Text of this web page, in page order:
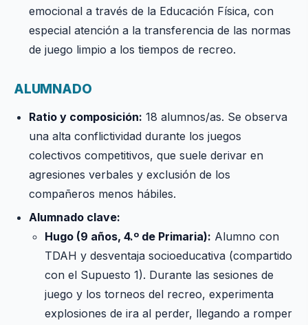
emocional a través de la Educación Física, con
especial atención a la transferencia de las normas
de juego limpio a los tiempos de recreo.
ALUMNADO
Ratio y composición: 18 alumnos/as. Se observa
una alta conflictividad durante los juegos
colectivos competitivos, que suele derivar en
agresiones verbales y exclusión de los
compañeros menos hábiles.
Alumnado clave:
Hugo (9 años, 4.º de Primaria): Alumno con
TDAH y desventaja socioeducativa (compartido
con el Supuesto 1). Durante las sesiones de
juego y los torneos del recreo, experimenta
explosiones de ira al perder, llegando a romper